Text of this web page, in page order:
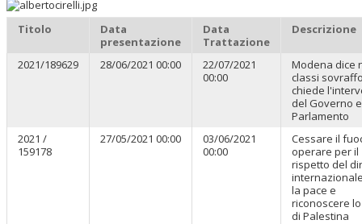
Titolo
Data
presentazione
Data
Trattazione
Descrizione
2021/189629 28/06/2021 00:00
22/07/2021
00:00
Modena dice
classi
chiede
del Governo
Parlamento
2021 /
159178
27/05/2021 00:00
03/06/2021
00:00
Cessare il
operare per il
rispetto del
la pace e
riconoscere
di Palestina